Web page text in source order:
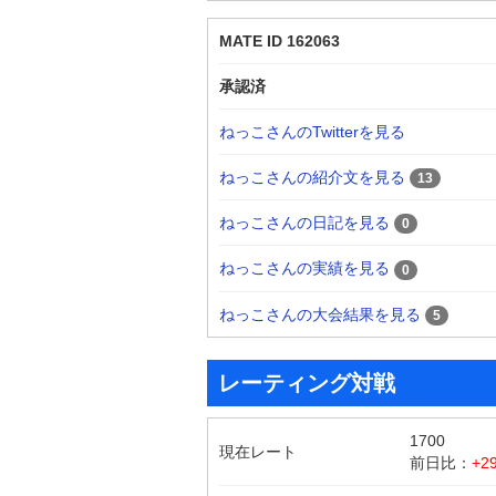
MATE ID 162063
承認済
ねっこさんのTwitterを見る
ねっこさんの紹介文を見る 13
ねっこさんの日記を見る 0
ねっこさんの実績を見る 0
ねっこさんの大会結果を見る 5
レーティング対戦
現在レート
1700
前日比：